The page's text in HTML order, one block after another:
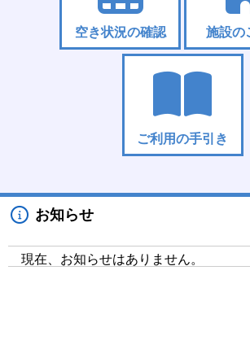
空き状況の確認 施設の
ご利用の手引き
お知らせ
現在、お知らせはありません。